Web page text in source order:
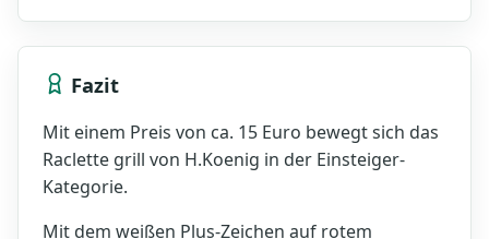
Fazit
Mit einem Preis von ca. 15 Euro bewegt sich das
Raclette grill von H.Koenig in der Einsteiger-
Kategorie.
Mit dem weißen Plus-Zeichen auf rotem